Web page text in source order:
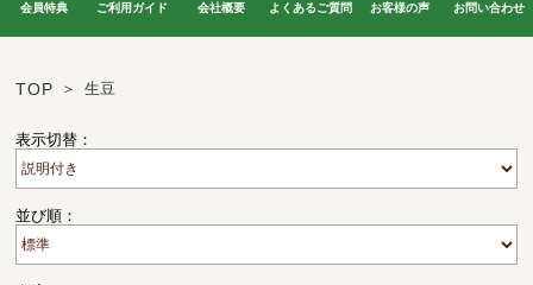
会員特典 ご利用ガイド 会社概要 よくあるご質問 お客様の声 お問い合わせ
TOP 生豆
表示切替：
並び順：